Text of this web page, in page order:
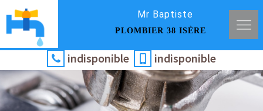
Mr Baptiste
PLOMBIER 38 ISÈRE
indisponible indisponible